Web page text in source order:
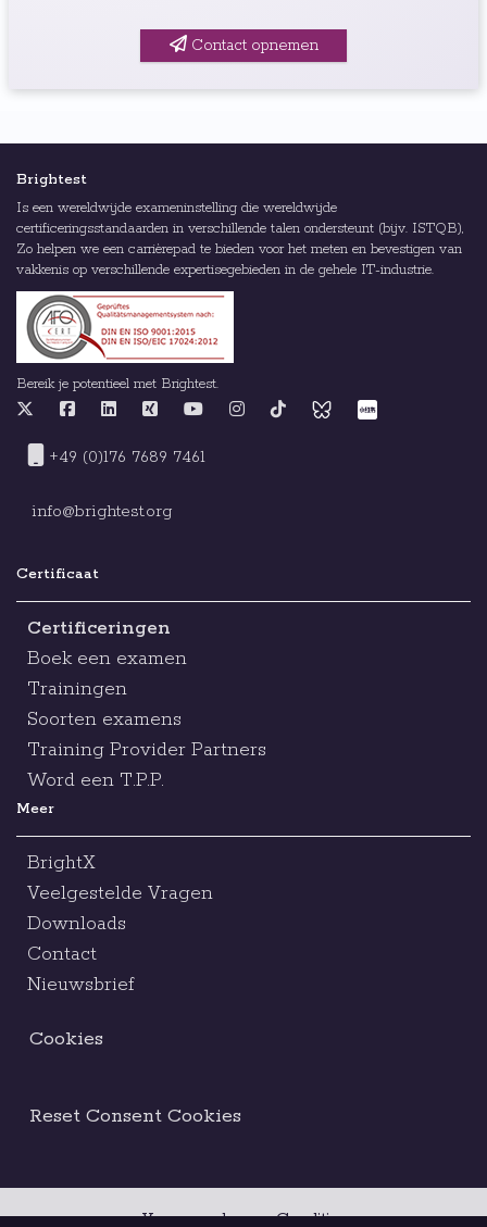
Contact opnemen
Brightest
Is een wereldwijde exameninstelling die wereldwijde
certificeringsstandaarden in verschillende talen ondersteunt (bijv. ISTQB),
Zo helpen we een carrièrepad te bieden voor het meten en bevestigen van
vakkenis op verschillende expertisegebieden in de gehele IT-industrie.
Bereik je potentieel met Brightest.
+49 (0)176 7689 7461
info@brightest.org
Certificaat
Certificeringen
Boek een examen
Trainingen
Soorten examens
Training Provider Partners
Word een T.P.P.
Meer
BrightX
Veelgestelde Vragen
Downloads
Contact
Nieuwsbrief
Cookies
Reset Consent Cookies
Voorwaarden en Condities